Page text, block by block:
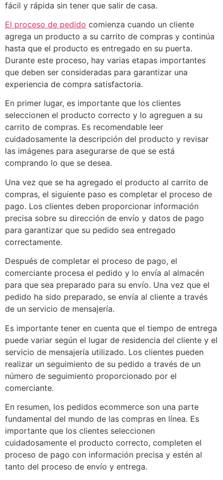
fácil y rápida sin tener que salir de casa.
El proceso de pedido comienza cuando un cliente
agrega un producto a su carrito de compras y continúa
hasta que el producto es entregado en su puerta.
Durante este proceso, hay varias etapas importantes
que deben ser consideradas para garantizar una
experiencia de compra satisfactoria.
En primer lugar, es importante que los clientes
seleccionen el producto correcto y lo agreguen a su
carrito de compras. Es recomendable leer
cuidadosamente la descripción del producto y revisar
las imágenes para asegurarse de que se está
comprando lo que se desea.
Una vez que se ha agregado el producto al carrito de
compras, el siguiente paso es completar el proceso de
pago. Los clientes deben proporcionar información
precisa sobre su dirección de envío y datos de pago
para garantizar que su pedido sea entregado
correctamente.
Después de completar el proceso de pago, el
comerciante procesa el pedido y lo envía al almacén
para que sea preparado para su envío. Una vez que el
pedido ha sido preparado, se envía al cliente a través
de un servicio de mensajería.
Es importante tener en cuenta que el tiempo de entrega
puede variar según el lugar de residencia del cliente y el
servicio de mensajería utilizado. Los clientes pueden
realizar un seguimiento de su pedido a través de un
número de seguimiento proporcionado por el
comerciante.
En resumen, los pedidos ecommerce son una parte
fundamental del mundo de las compras en línea. Es
importante que los clientes seleccionen
cuidadosamente el producto correcto, completen el
proceso de pago con información precisa y estén al
tanto del proceso de envío y entrega.